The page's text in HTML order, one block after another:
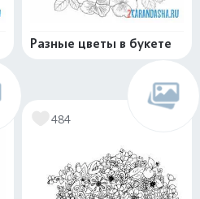
Разные цветы в букете
484